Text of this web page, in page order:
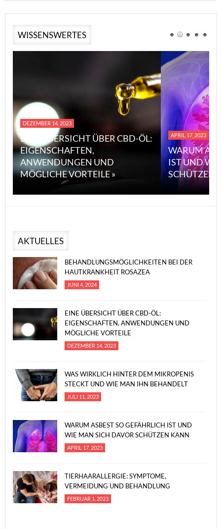
WISSENSWERTES
DEZEMBER 14, 2023
EINE ÜBERSICHT ÜBER CBD-ÖL:
EIGENSCHAFTEN,
ANWENDUNGEN UND
MÖGLICHE VORTEILE »
APRIL 17, 2023
WARUM
IST UND
SCHÜTZEN
AKTUELLES
BEHANDLUNGSMÖGLICHKEITEN BEI DER
HAUTKRANKHEIT ROSAZEA
JUNI 4, 2024
EINE ÜBERSICHT ÜBER CBD-ÖL:
EIGENSCHAFTEN, ANWENDUNGEN UND
MÖGLICHE VORTEILE
DEZEMBER 14, 2023
WAS WIRKLICH HINTER DEM MIKROPENIS
STECKT UND WIE MAN IHN BEHANDELT
JULI 11, 2023
WARUM ASBEST SO GEFÄHRLICH IST UND
WIE MAN SICH DAVOR SCHÜTZEN KANN
APRIL 17, 2023
TIERHAARALLERGIE: SYMPTOME,
VERMEIDUNG UND BEHANDLUNG
FEBRUAR 1, 2023